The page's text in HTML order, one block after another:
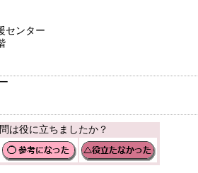
センター
は役に立ちましたか？